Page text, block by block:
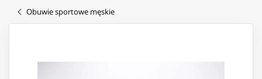
Obuwie sportowe męskie